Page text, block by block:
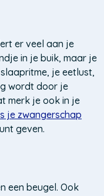
er veel aan je
in je buik, maar je
je eetlust,
wordt door je
merk je ook in je
je zwangerschap
geven.
een beugel. Ook